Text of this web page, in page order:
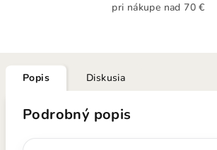
pri nákupe nad 70 €
Popis Diskusia
Podrobný popis